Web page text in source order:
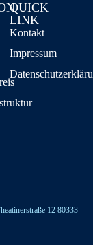
QUICK
LINK
Kontakt
Impressum
12 80333